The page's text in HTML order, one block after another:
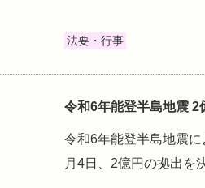
法要・行事
令和6年能登半島地震 2
令和6年能登半島地震
月4日、2億円の拠出を